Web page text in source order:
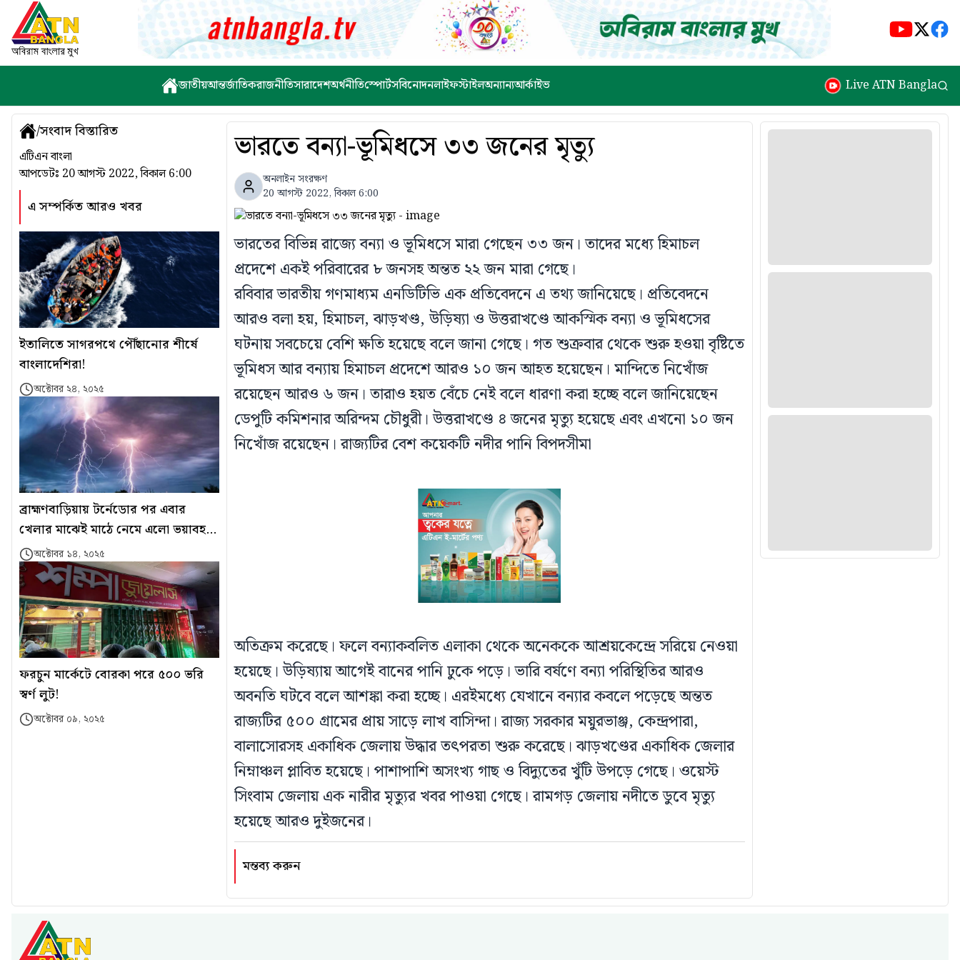
জাতীয়আন্তর্জাতিকরাজনীতিসারাদেশঅর্থনীতিস্পোর্টসবিনোদনলাইফস্টাইলঅন্যান্যআর্কাইভ Live ATN Bangla
/সংবাদ বিস্তারিত
এটিএন বাংলা
আপডেটঃ 20 আগস্ট 2022, বিকাল 6:00
এ সম্পর্কিত আরও খবর
ইতালিতে সাগরপথে পৌঁছানোর শীর্ষে
বাংলাদেশিরা!
অক্টোবর ২৪, ২০২৫
ব্রাহ্মণবাড়িয়ায় টর্নেডোর পর এবার
খেলার মাঝেই মাঠে নেমে এলো ভয়াবহ
বজ্রপাত
অক্টোবর ১৪, ২০২৫
ফরচুন মার্কেটে বোরকা পরে ৫০০ ভরি
স্বর্ণ লুট!
অক্টোবর ০৯, ২০২৫
ভারতে বন্যা-ভূমিধসে ৩৩ জনের মৃত্যু
অনলাইন সংরক্ষণ
20 আগস্ট 2022, বিকাল 6:00
ভারতের বিভিন্ন রাজ্যে বন্যা ও ভূমিধসে মারা গেছেন ৩৩ জন। তাদের মধ্যে হিমাচল
প্রদেশে একই পরিবারের ৮ জনসহ অন্তত ২২ জন মারা গেছে।
রবিবার ভারতীয় গণমাধ্যম এনডিটিভি এক প্রতিবেদনে এ তথ্য জানিয়েছে। প্রতিবেদনে
আরও বলা হয়, হিমাচল, ঝাড়খণ্ড, উড়িষ্যা ও উত্তরাখণ্ডে আকস্মিক বন্যা ও ভূমিধসের
ঘটনায় সবচেয়ে বেশি ক্ষতি হয়েছে বলে জানা গেছে। গত শুক্রবার থেকে শুরু হওয়া বৃষ্টিতে
ভূমিধস আর বন্যায় হিমাচল প্রদেশে আরও ১০ জন আহত হয়েছেন। মান্দিতে নিখোঁজ
রয়েছেন আরও ৬ জন। তারাও হয়ত বেঁচে নেই বলে ধারণা করা হচ্ছে বলে জানিয়েছেন
ডেপুটি কমিশনার অরিন্দম চৌধুরী। উত্তরাখণ্ডে ৪ জনের মৃত্যু হয়েছে এবং এখনো ১০ জন
নিখোঁজ রয়েছেন। রাজ্যটির বেশ কয়েকটি নদীর পানি বিপদসীমা
অতিক্রম করেছে। ফলে বন্যাকবলিত এলাকা থেকে অনেককে আশ্রয়কেন্দ্রে সরিয়ে নেওয়া
হয়েছে। উড়িষ্যায় আগেই বানের পানি ঢুকে পড়ে। ভারি বর্ষণে বন্যা পরিস্থিতির আরও
অবনতি ঘটবে বলে আশঙ্কা করা হচ্ছে। এরইমধ্যে যেখানে বন্যার কবলে পড়েছে অন্তত
রাজ্যটির ৫০০ গ্রামের প্রায় সাড়ে লাখ বাসিন্দা। রাজ্য সরকার ময়ুরভাঞ্জ, কেন্দ্রপারা,
বালাসোরসহ একাধিক জেলায় উদ্ধার তৎপরতা শুরু করেছে। ঝাড়খণ্ডের একাধিক জেলার
নিম্নাঞ্চল প্লাবিত হয়েছে। পাশাপাশি অসংখ্য গাছ ও বিদ্যুতের খুঁটি উপড়ে গেছে। ওয়েস্ট
সিংবাম জেলায় এক নারীর মৃত্যুর খবর পাওয়া গেছে। রামগড় জেলায় নদীতে ডুবে মৃত্যু
হয়েছে আরও দুইজনের।
মন্তব্য করুন